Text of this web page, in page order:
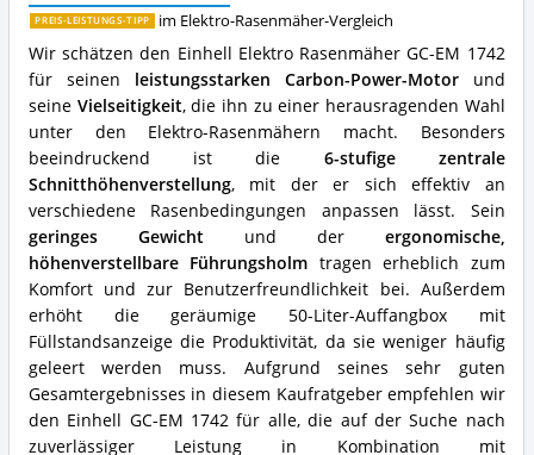
PREIS-LEISTUNGS-TIPP im Elektro-Rasenmäher-Vergleich
Wir schätzen den Einhell Elektro Rasenmäher GC-EM 1742
für seinen leistungsstarken Carbon-Power-Motorund
seine Vielseitigkeit, die ihn zu einer herausragenden Wahl
unter den Elektro-Rasenmähern macht. Besonders
beeindruckend ist die 6-stufige zentrale
Schnitthöhenverstellung, mit der er sich effektiv an
verschiedene Rasenbedingungen anpassen lässt. Sein
geringes Gewicht und der ergonomische,
höhenverstellbare Führungsholm tragen erheblich zum
Komfort und zur Benutzerfreundlichkeit bei. Außerdem
erhöht die geräumige 50-Liter-Auffangbox mit
Füllstandsanzeige die Produktivität, da sie weniger häufig
geleert werden muss. Aufgrund seines sehr guten
Gesamtergebnisses in diesem Kaufratgeber empfehlen wir
den Einhell GC-EM 1742 für alle, die auf der Suche nach
zuverlässiger Leistung in Kombination mit
diesen
Elektro-
Rasenmäher?